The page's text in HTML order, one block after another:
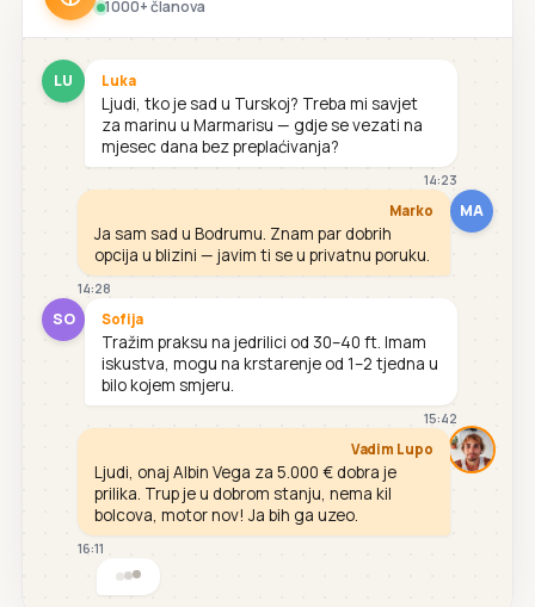
1000+ članova
LU Luka
Ljudi, tko je sad u Turskoj? Treba mi savjet
za marinu u Marmarisu — gdje se vezati na
mjesec dana bez preplaćivanja?
14:23
MA
Marko
Ja sam sad u Bodrumu. Znam par dobrih
opcija u blizini — javim ti se u privatnu poruku.
14:28
SO Sofija
Tražim praksu na jedrilici od 30–40 ft. Imam
iskustva, mogu na krstarenje od 1–2 tjedna u
bilo kojem smjeru.
15:42
Vadim Lupo
Ljudi, onaj Albin Vega za 5.000 € dobra je
prilika. Trup je u dobrom stanju, nema kil
bolcova, motor nov! Ja bih ga uzeo.
16:11